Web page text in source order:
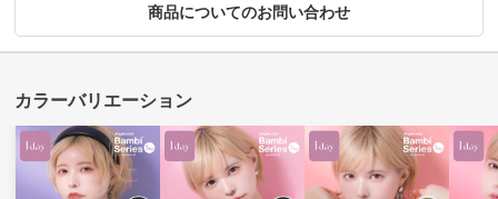
商品についてのお問い合わせ